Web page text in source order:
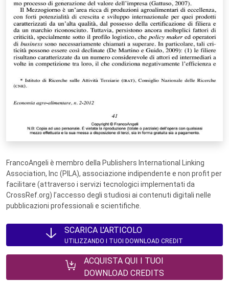
FrancoAngeli è membro della Publishers International Linking
Association, Inc (PILA), associazione indipendente e non profit per
facilitare (attraverso i servizi tecnologici implementati da
CrossRef.org) l’accesso degli studiosi ai contenuti digitali nelle
pubblicazioni professionali e scientifiche.
SCARICA L'ARTICOLO
UTILIZZANDO I TUOI DOWNLOAD CREDIT
ACQUISTA QUI I TUOI
DOWNLOAD CREDITS